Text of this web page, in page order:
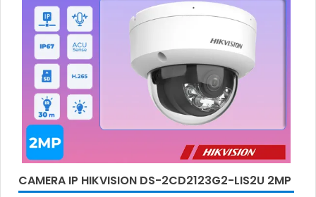
CAMERA IP HIKVISION DS-2CD2123G2-LIS2U 2MP